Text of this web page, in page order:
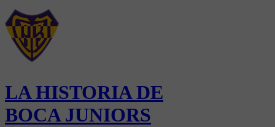
LA HISTORIA DE
BOCA JUNIORS